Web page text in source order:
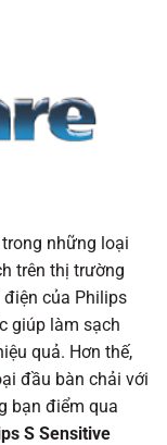
những loại
trên thị trường
điện của Philips
giúp làm sạch
quả. Hơn thế,
đầu bàn chải với
bạn điểm qua
S Sensitive